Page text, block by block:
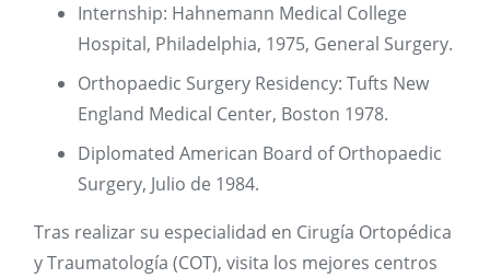
Internship: Hahnemann Medical College
Hospital, Philadelphia, 1975, General Surgery.
Orthopaedic Surgery Residency: Tufts New
England Medical Center, Boston 1978.
Diplomated American Board of Orthopaedic
Surgery, Julio de 1984.
Tras realizar su especialidad en Cirugía Ortopédica
y Traumatología (COT), visita los mejores centros